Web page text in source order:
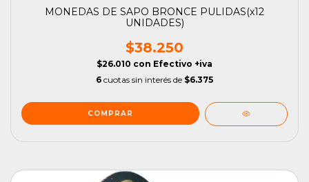
MONEDAS DE SAPO BRONCE PULIDAS(x12
UNIDADES)
$38.250
$26.010 con Efectivo +iva
6 cuotas sin interés de $6.375